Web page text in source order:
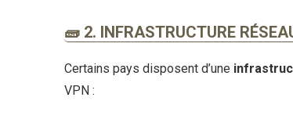
🧱 2. INFRASTRUCTURE
Certains pays disposent d’une
VPN :